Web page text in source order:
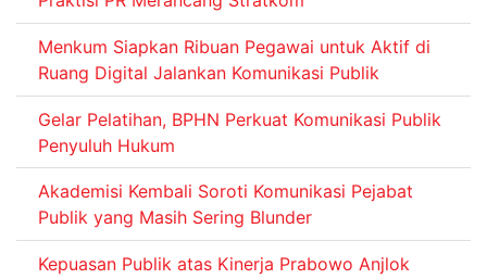
Menkum Siapkan Ribuan Pegawai untuk Aktif di
Ruang Digital Jalankan Komunikasi Publik
Gelar Pelatihan, BPHN Perkuat Komunikasi Publik
Penyuluh Hukum
Akademisi Kembali Soroti Komunikasi Pejabat
Publik yang Masih Sering Blunder
Kepuasan Publik atas Kinerja Prabowo Anjlok